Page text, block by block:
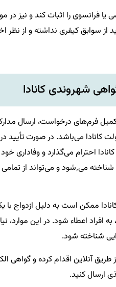
یا فرانسوی را اثبات کند و نیز
سوابق کیفری نداشته و از نظر
شهروندی کانادا
فرم‌های درخواست، ارسال
کانادا می‌باشد. در صورت تأیید
احترام می‌گذارد و وفاداری
پس از مراسم تحلیف، فرد به رسمیت یک شهروند
ممکن است به دلیل ازدواج با
به افراد اعطاء شود. در این موارد،
شناخته شود.
ارسال کنید.